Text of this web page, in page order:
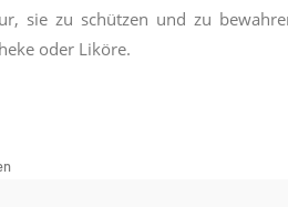
sie zu schützen und zu
oder Liköre.